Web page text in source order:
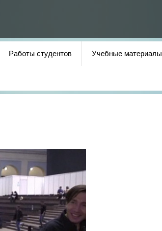
Работы студентов Учебные материалы